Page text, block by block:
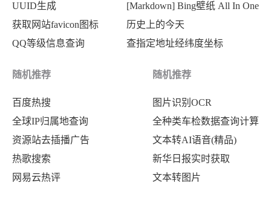
UUID生成
获取网站favicon图标
QQ等级信息查询
[Markdown] Bing壁纸 All In One
历史上的今天
查指定地址经纬度坐标
随机推荐
百度热搜
全球IP归属地查询
资源站去插播广告
热歌搜索
网易云热评
随机推荐
图片识别OCR
全种类车检数据查询计算
文本转AI语音(精品)
新华日报实时获取
文本转图片